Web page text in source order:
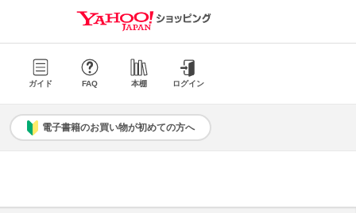
ガイド FAQ 本棚 ログイン
電子書籍のお買い物が初めての方へ